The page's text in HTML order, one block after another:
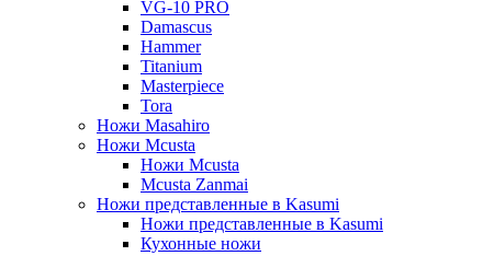
VG-10 PRO
Damascus
Hammer
Titanium
Masterpiece
Tora
Ножи Masahiro
Ножи Mcusta
Ножи Mcusta
Mcusta Zanmai
Ножи представленные в Kasumi
Ножи представленные в Kasumi
Кухонные ножи